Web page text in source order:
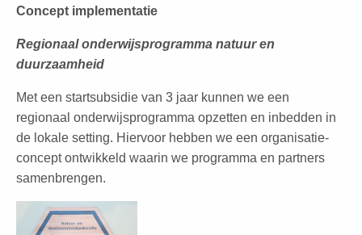
Concept implementatie
Regionaal onderwijsprogramma natuur en
duurzaamheid
Met een startsubsidie van 3 jaar kunnen we een
regionaal onderwijsprogramma opzetten en inbedden in
de lokale setting. Hiervoor hebben we een organisatie-
concept ontwikkeld waarin we programma en partners
samenbrengen.